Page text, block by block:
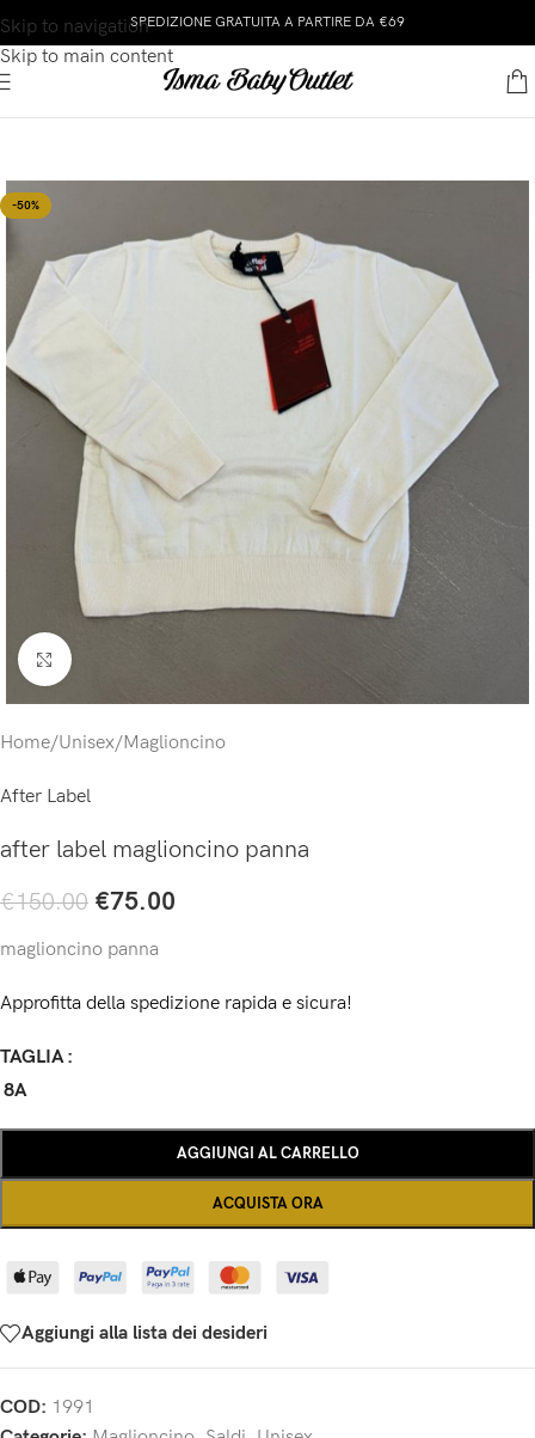
Skip to navigation
Skip to main content
SPEDIZIONE GRATUITA A PARTIRE DA €69
-50%
Click to enlarge
Home/Unisex/Maglioncino
After Label
after label maglioncino panna
€150.00 €75.00
maglioncino panna
Approfitta della spedizione rapida e sicura!
TAGLIA
8A
AGGIUNGI AL CARRELLO
ACQUISTA ORA
Aggiungi alla lista dei desideri
COD: 1991